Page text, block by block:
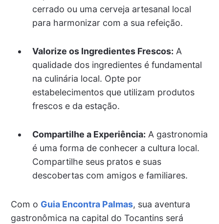
cerrado ou uma cerveja artesanal local
para harmonizar com a sua refeição.
Valorize os Ingredientes Frescos: A
qualidade dos ingredientes é fundamental
na culinária local. Opte por
estabelecimentos que utilizam produtos
frescos e da estação.
Compartilhe a Experiência: A gastronomia
é uma forma de conhecer a cultura local.
Compartilhe seus pratos e suas
descobertas com amigos e familiares.
Com o Guia Encontra Palmas, sua aventura
gastronômica na capital do Tocantins será